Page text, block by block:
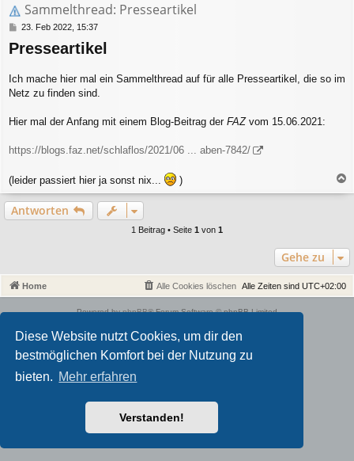
Diese Website nutzt Cookies, um dir den
bestmöglichen Komfort bei der Nutzung zu
bieten. Mehr erfahren
Verstanden!
Sammelthread: Presseartikel
B
i
r
a
g
23. Feb 2022, 15:37
Presseartikel
Ich mache hier mal ein Sammelthread auf für alle Presseartikel, die so im
Netz zu finden sind.
Hier mal der Anfang mit einem Blog-Beitrag der FAZvom 15.06.2021:
https://blogs.faz.net/schlaflos/2021/06 ... aben-7842/
(leider passiert hier ja sonst nix... )
e
n
Antworten
1 Beitrag • Seite 1 von 1
Gehe zu
Home Alle Zeiten sind UTC+02:00
Alle Cookies löschen
Powered byphpBB® Forum Software © phpBB Limited
Deutsche Übersetzung durchphpBB.de
Datenschutz|Nutzungsbedingungen